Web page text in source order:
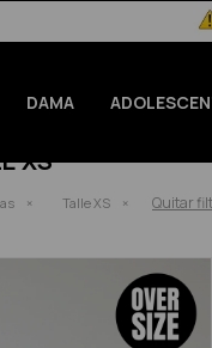
DAMA
XS
Talle XS Quitar